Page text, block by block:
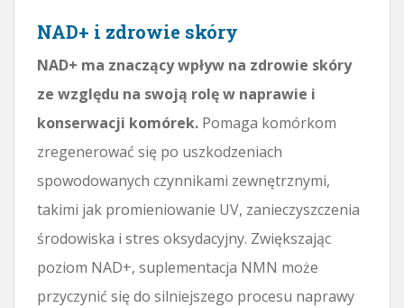
NAD+ i zdrowie skóry
NAD+ ma znaczący wpływ na zdrowie skóry
ze względu na swoją rolę w naprawie i
konserwacji komórek. Pomaga komórkom
zregenerować się po uszkodzeniach
spowodowanych czynnikami zewnętrznymi,
takimi jak promieniowanie UV, zanieczyszczenia
środowiska i stres oksydacyjny. Zwiększając
poziom NAD+, suplementacja NMN może
przyczynić się do silniejszego procesu naprawy